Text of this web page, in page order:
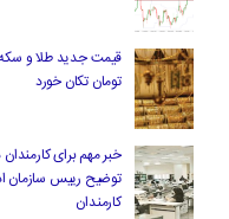
تومان تکان خورد
خبر مهم برای
توضیح رییس سازمان
کارمندان